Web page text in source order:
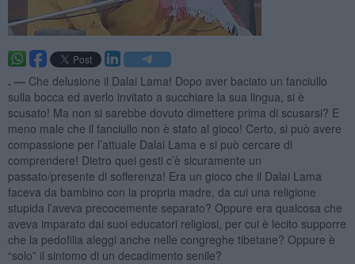
. — Che delusione il Dalai Lama! Dopo aver baciato un fanciullo
sulla bocca ed averlo invitato a succhiare la sua lingua, si è
scusato! Ma non si sarebbe dovuto dimettere prima di scusarsi? E
meno male che il fanciullo non è stato al gioco! Certo, si può avere
compassione per l’attuale Dalai Lama e si può cercare di
comprendere! Dietro quei gesti c’è sicuramente un
passato/presente di sofferenza! Era un gioco che il Dalai Lama
faceva da bambino con la propria madre, da cui una religione
stupida l’aveva precocemente separato? Oppure era qualcosa che
aveva imparato dai suoi educatori religiosi, per cui è lecito supporre
che la pedofilia aleggi anche nelle congreghe tibetane? Oppure è
“solo” il sintomo di un decadimento senile?